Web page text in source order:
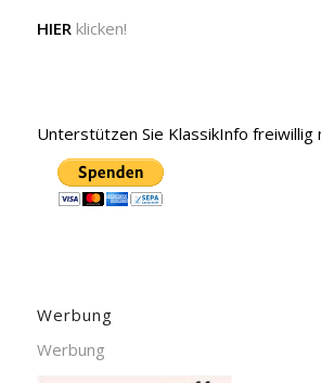
HIER klicken!
Unterstützen Sie KlassikInfo freiwillig
Werbung
Werbung